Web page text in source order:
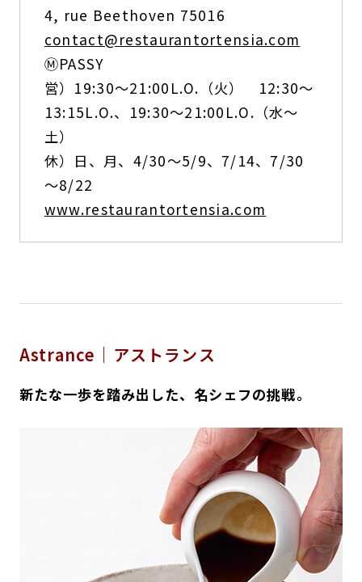
4, rue Beethoven 75016
contact@restaurantortensia.com
ⓂPASSY
営）19:30～21:00L.O.（火） 12:30～
13:15L.O.、19:30～21:00L.O.（水～
土）
休）日、月、4/30～5/9、7/14、7/30
～8/22
www.restaurantortensia.com
Astrance｜アストランス
新たな一歩を踏み出した、名シェフの挑戦。